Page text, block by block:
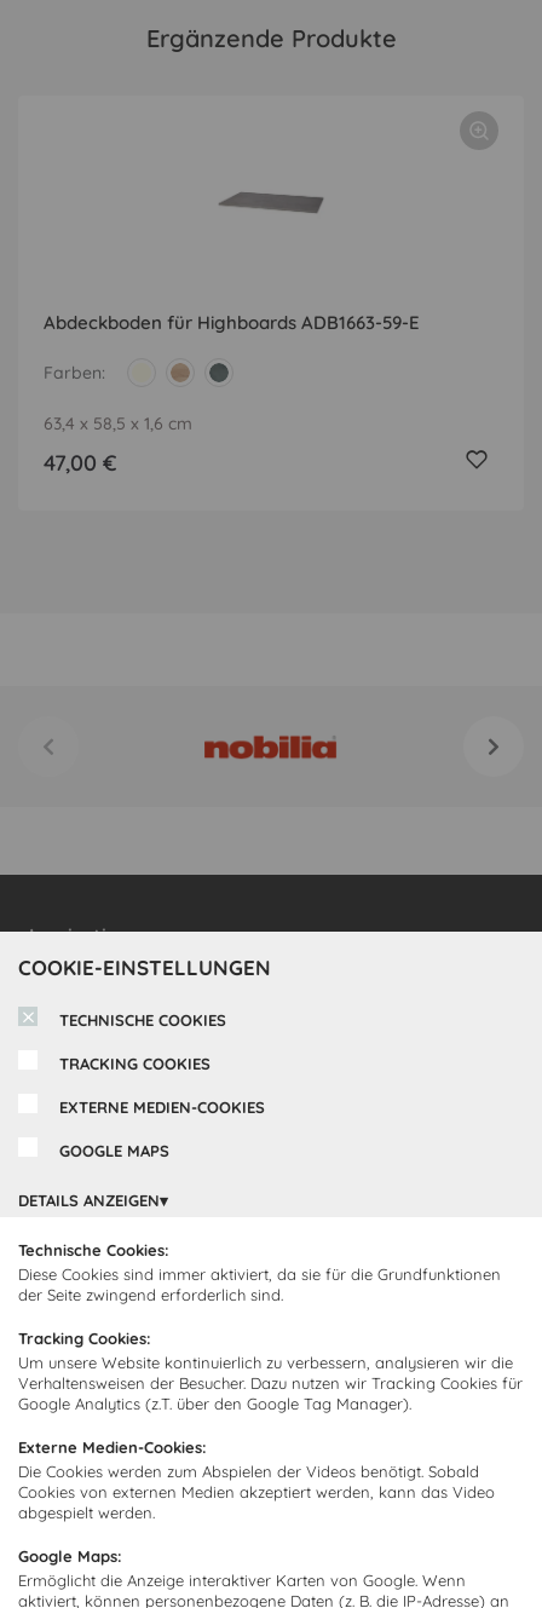
COOKIE-EINSTELLUNGEN
TECHNISCHE COOKIES
TRACKING COOKIES
EXTERNE MEDIEN-COOKIES
GOOGLE MAPS
DETAILS ANZEIGEN
Technische Cookies:
Diese Cookies sind immer aktiviert, da sie für die Grundfunktionen
der Seite zwingend erforderlich sind.
Tracking Cookies:
Um unsere Website kontinuierlich zu verbessern, analysieren wir die
Verhaltensweisen der Besucher. Dazu nutzen wir Tracking Cookies für
Google Analytics (z.T. über den Google Tag Manager).
Externe Medien-Cookies:
Die Cookies werden zum Abspielen der Videos benötigt. Sobald
Cookies von externen Medien akzeptiert werden, kann das Video
abgespielt werden.
Google Maps:
Ermöglicht die Anzeige interaktiver Karten von Google. Wenn
aktiviert, können personenbezogene Daten (z. B. die IP-Adresse) an
Ergänzende Produkte
Abdeckboden für Highboards ADB1663-59-E
Farben
63,4 x 58,5 x 1,6 cm
47,00 €
Inspirationen
Über Cocooning24
Über uns
Impressum
Kundendienst
Zahlarten
Abholorte
Newsletter abonnieren
Abonnieren Sie unseren
Neuigkeiten und Angebote
Ich bin damit einverstanden, dass Cocooning24 mich regelmäßig
per E-Mail-Newsletter über seine Angebote informiert.
Diese Einwilligung kann jederzeit widerrufen werden. Einzelheiten
Abonnieren
Zahlungsmethoden